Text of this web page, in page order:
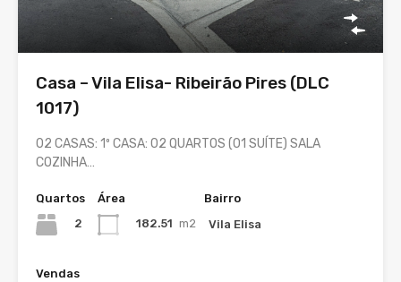
Casa – Vila Elisa- Ribeirão Pires (DLC
1017)
02 CASAS: 1º CASA: 02 QUARTOS (01 SUÍTE) SALA
COZINHA…
Quartos
2
Área
182.51 m2
Bairro
Vila Elisa
Vendas